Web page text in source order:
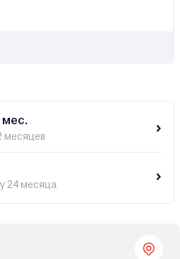
месяцев
24 месяца